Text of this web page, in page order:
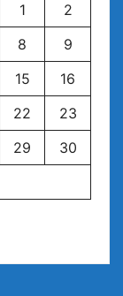
1
2
8
9
15
16
22
23
29
30